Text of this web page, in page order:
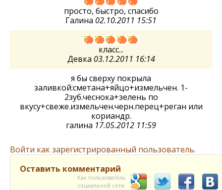
просто, быстро, спасибо
Галина 02.10.2011 15:51
класс...
Девка 03.12.2011 16:14
я бы сверху покрыла
заливкой:сметана+яйцо+измельчен. 1-
2зуб.чеснока+зелень по
вкусу+свеже.измельчен.черн.перец+реган или
кориандр.
галина 17.05.2012 11:59
Войти как зарегистрированный пользователь.
Оставить комментарий
Как пользователь
социальной сети